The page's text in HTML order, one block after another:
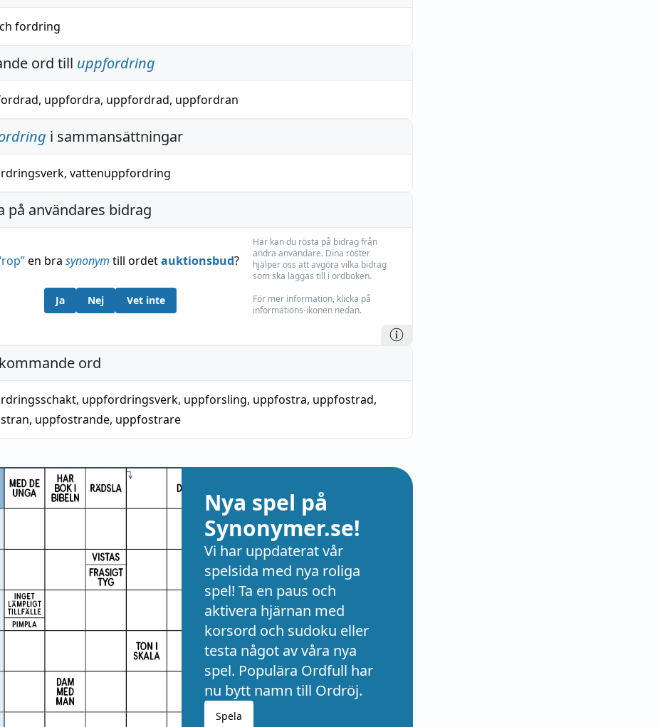
fordring
ord till uppfordring
, uppfordra, uppfordrad, uppfordran
i sammansättningar
, vattenuppfordring
på användares bidrag
rop”en bra synonym till ordetauktionsbud?
Ja Nej Vet inte
Här kan du rösta på bidrag från
andra användare. Dina röster
hjälper oss att avgöra vilka bidrag
som ska läggas till i ordboken.
För mer information, klicka på
informations-ikonen nedan.
ord
, uppfordringsverk, uppforsling, uppfostra, uppfostrad,
, uppfostrande, uppfostrare
Nya spel på
Synonymer.se!
Vi har uppdaterat vår
spelsida med nya roliga
spel! Ta en paus och
aktivera hjärnan med
korsord och sudoku eller
testa något av våra nya
spel. Populära Ordfull har
nu bytt namn till Ordröj.
Spela